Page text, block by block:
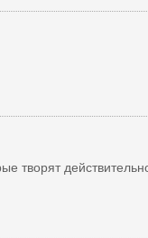
творят